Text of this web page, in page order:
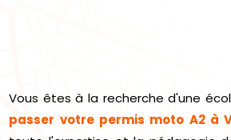
Vous êtes à la recherche d'une
passer votre permis moto A2 à